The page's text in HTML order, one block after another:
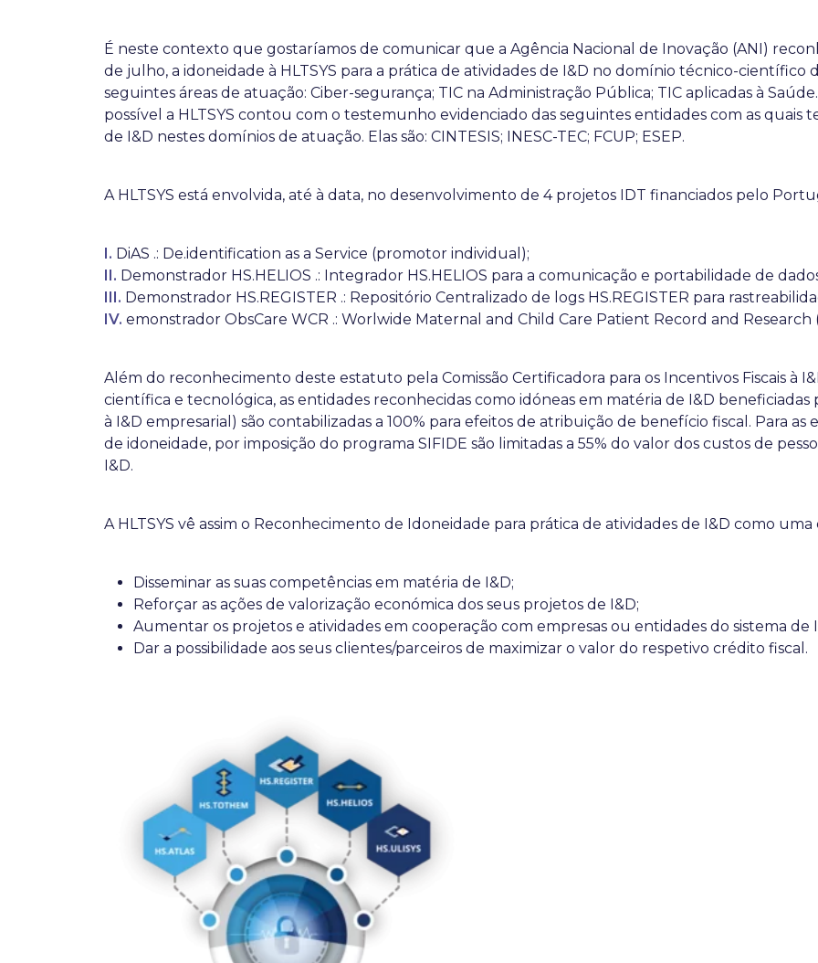
É neste contexto que gostaríamos de comunicar que a Agência Nacional de Inovação (ANI)
de julho, a idoneidade à HLTSYS para a prática de atividades de I&D no domínio técnico-científico
seguintes áreas de atuação: Ciber-segurança; TIC na Administração Pública; TIC aplicadas à
possível a HLTSYS contou com o testemunho evidenciado das seguintes entidades com as quais
de I&D nestes domínios de atuação. Elas são: CINTESIS; INESC-TEC; FCUP; ESEP.
A HLTSYS está envolvida, até à data, no desenvolvimento de 4 projetos IDT financiados pelo
I. DiAS .: De.identification as a Service (promotor individual);
II. Demonstrador HS.HELIOS .: Integrador HS.HELIOS para a comunicação e portabilidade de
III. Demonstrador HS.REGISTER .: Repositório Centralizado de logs HS.REGISTER para
IV. emonstrador ObsCare WCR .: Worlwide Maternal and Child Care Patient Record and
Além do reconhecimento deste estatuto pela Comissão Certificadora para os Incentivos Fiscais à
científica e tecnológica, as entidades reconhecidas como idóneas em matéria de I&D beneficiadas
à I&D empresarial) são contabilizadas a 100% para efeitos de atribuição de benefício fiscal. Para
de idoneidade, por imposição do programa SIFIDE são limitadas a 55% do valor dos custos de
I&D.
A HLTSYS vê assim o Reconhecimento de Idoneidade para prática de atividades de I&D como
Disseminar as suas competências em matéria de I&D;
Reforçar as ações de valorização económica dos seus projetos de I&D;
Aumentar os projetos e atividades em cooperação com empresas ou entidades do sistema de
Dar a possibilidade aos seus clientes/parceiros de maximizar o valor do respetivo crédito fiscal.